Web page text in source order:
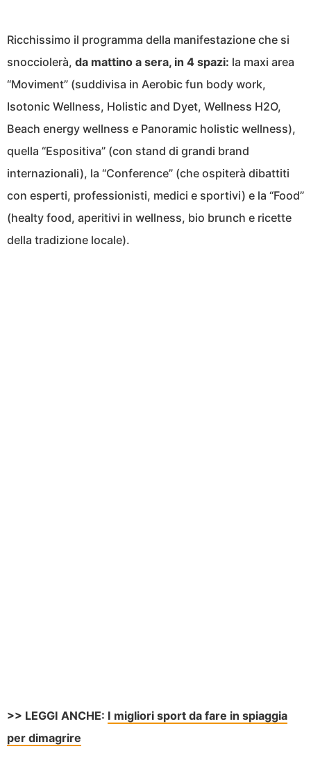
Ricchissimo il programma della manifestazione che si
snocciolerà, da mattino a sera, in 4 spazi: la maxi area
“Moviment” (suddivisa in Aerobic fun body work,
Isotonic Wellness, Holistic and Dyet, Wellness H2O,
Beach energy wellness e Panoramic holistic wellness),
quella “Espositiva” (con stand di grandi brand
internazionali), la “Conference” (che ospiterà dibattiti
con esperti, professionisti, medici e sportivi) e la “Food”
(healty food, aperitivi in wellness, bio brunch e ricette
della tradizione locale).
>> LEGGI ANCHE: I migliori sport da fare in spiaggia
per dimagrire